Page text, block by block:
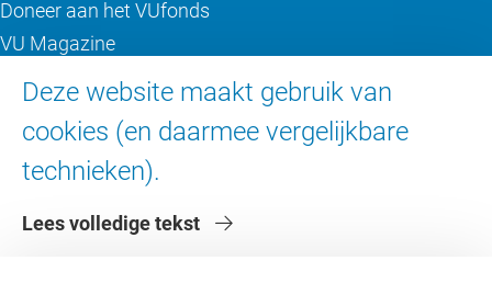
Deze website maakt gebruik van
cookies (en daarmee vergelijkbare
technieken).
Lees volledige tekst
Doneer aan het VUfonds
VU Magazine
Over de VU
Contact en route